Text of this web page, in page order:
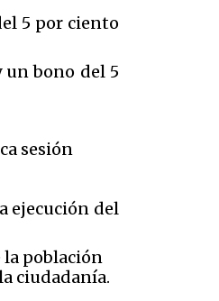
5 por ciento
un bono del 5
sesión
ejecución del
la población
ciudadanía.